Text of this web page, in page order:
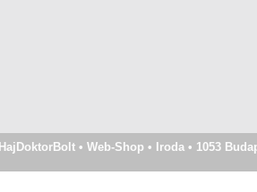
HajDoktorBolt • Web-Shop • Iroda • 1053